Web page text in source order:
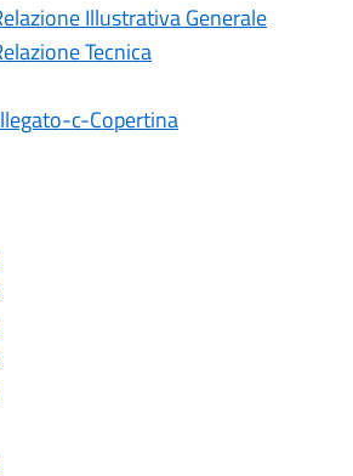
Illustrativa Generale
Tecnica
c-Copertina